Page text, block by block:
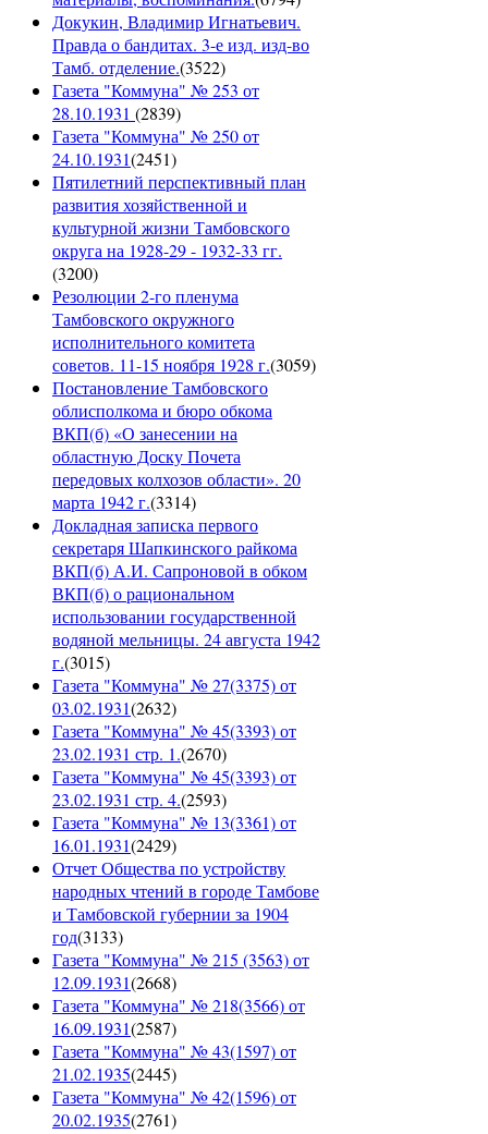
Докукин, Владимир Игнатьевич.
Правда о бандитах. 3-е изд. изд-во
Тамб. отделение.(3522)
Газета "Коммуна" № 253 от
28.10.1931 (2839)
Газета "Коммуна" № 250 от
24.10.1931(2451)
Пятилетний перспективный план
развития хозяйственной и
культурной жизни Тамбовского
округа на 1928-29 - 1932-33 гг.
(3200)
Резолюции 2-го пленума
Тамбовского окружного
исполнительного комитета
советов. 11-15 ноября 1928 г.(3059)
Постановление Тамбовского
облисполкома и бюро обкома
ВКП(б) «О занесении на
областную Доску Почета
передовых колхозов области». 20
марта 1942 г.(3314)
Докладная записка первого
секретаря Шапкинского райкома
ВКП(б) А.И. Сапроновой в обком
ВКП(б) о рациональном
использовании государственной
водяной мельницы. 24 августа 1942
г.(3015)
Газета "Коммуна" № 27(3375) от
03.02.1931(2632)
Газета "Коммуна" № 45(3393) от
23.02.1931 стр. 1.(2670)
Газета "Коммуна" № 45(3393) от
23.02.1931 стр. 4.(2593)
Газета "Коммуна" № 13(3361) от
16.01.1931(2429)
Отчет Общества по устройству
народных чтений в городе Тамбове
и Тамбовской губернии за 1904
год(3133)
Газета "Коммуна" № 215 (3563) от
12.09.1931(2668)
Газета "Коммуна" № 218(3566) от
16.09.1931(2587)
Газета "Коммуна" № 43(1597) от
21.02.1935(2445)
Газета "Коммуна" № 42(1596) от
20.02.1935(2761)